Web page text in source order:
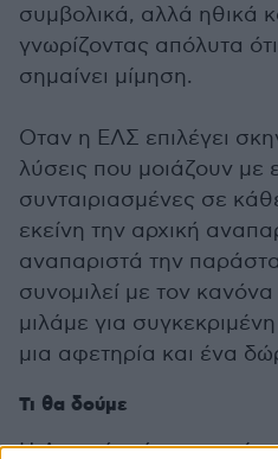
συμβολικά, αλλά ηθικά
γνωρίζοντας απόλυτα
σημαίνει μίμηση.
Οταν η ΕΛΣ επιλέγει
λύσεις που μοιάζουν με
συνταιριασμένες σε
εκείνη την αρχική
αναπαριστά την
συνομιλεί με τον κανόνα
μιλάμε για
μια αφετηρία και ένα
Τι θα δούμε
Η Λυρική, σήμερα,